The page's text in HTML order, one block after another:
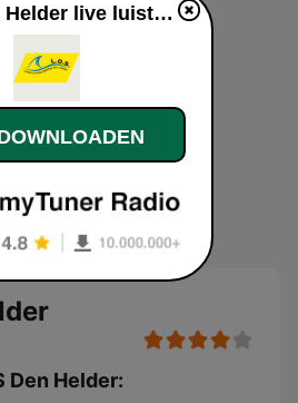
Den Helder:
LOS Den Helder live luisteren